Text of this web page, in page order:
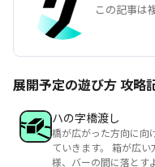
この記事は
展開予定の遊び方 攻略
ハの字橋渡し
橋が広がった方向に向
ていきます。 箱が広
様、バーの間に落とす